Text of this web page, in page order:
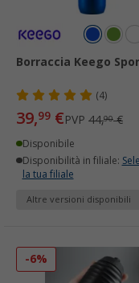
Borraccia Keego
(4)
39,99 €PVP 44,90€
Disponibile
Disponibilità in filiale:
la tua filiale
Altre versioni disponibili
-6%